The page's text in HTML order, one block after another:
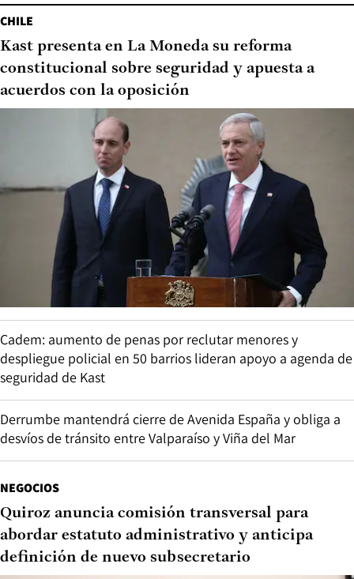
CHILE
Kast presenta en La Moneda su reforma
constitucional sobre seguridad y apuesta a
acuerdos con la oposición
Cadem: aumento de penas por reclutar menores y
despliegue policial en 50 barrios lideran apoyo a agenda de
seguridad de Kast
Derrumbe mantendrá cierre de Avenida España y obliga a
desvíos de tránsito entre Valparaíso y Viña del Mar
NEGOCIOS
Quiroz anuncia comisión transversal para
abordar estatuto administrativo y anticipa
definición de nuevo subsecretario